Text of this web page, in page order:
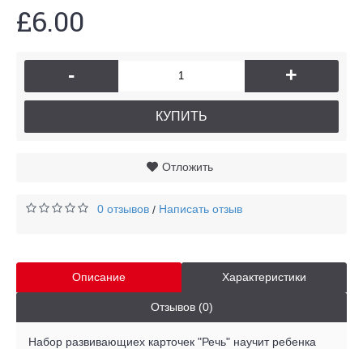
£6.00
- +
КУПИТЬ
Отложить
0 отзывов / Написать отзыв
Описание Характеристики
Отзывов (0)
Набор развивающиех карточек "Речь" научит ребенка